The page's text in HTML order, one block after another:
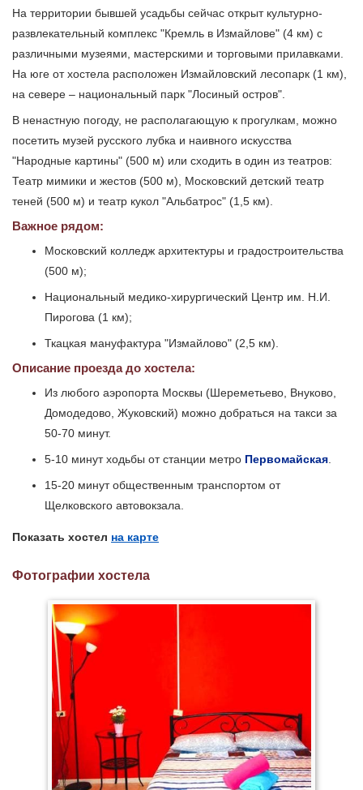
На территории бывшей усадьбы сейчас открыт культурно-
развлекательный комплекс "Кремль в Измайлове" (4 км) с
различными музеями, мастерскими и торговыми прилавками.
На юге от хостела расположен Измайловский лесопарк (1 км),
на севере – национальный парк "Лосиный остров".
В ненастную погоду, не располагающую к прогулкам, можно
посетить музей русского лубка и наивного искусства
"Народные картины" (500 м) или сходить в один из театров:
Театр мимики и жестов (500 м), Московский детский театр
теней (500 м) и театр кукол "Альбатрос" (1,5 км).
Важное рядом:
Московский колледж архитектуры и градостроительства
(500 м);
Национальный медико-хирургический Центр им. Н.И.
Пирогова (1 км);
Ткацкая мануфактура "Измайлово" (2,5 км).
Описание проезда до хостела:
Из любого аэропорта Москвы (Шереметьево, Внуково,
Домодедово, Жуковский) можно добраться на такси за
50-70 минут.
5-10 минут ходьбы от станции метро Первомайская.
15-20 минут общественным транспортом от
Щелковского автовокзала.
Показать хостел на карте
Фотографии хостела